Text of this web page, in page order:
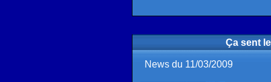
Ça sent
News du 11/03/2009